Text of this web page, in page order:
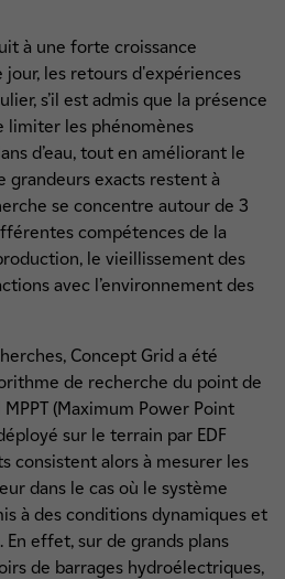
à une forte croissance
jour, les retours d'expériences
s’il est admis que la présence
limiter les phénomènes
d’eau, tout en améliorant le
grandeurs exacts restent à
se concentre autour de 3
compétences de la
le vieillissement des
avec l’environnement des
Concept Grid a été
de recherche du point de
(Maximum Power Point
sur le terrain par EDF
consistent alors à mesurer les
dans le cas où le système
à des conditions dynamiques et
effet, sur de grands plans
de barrages hydroélectriques,